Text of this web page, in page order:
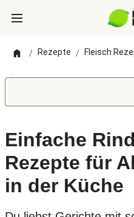
/ Rezepte / Fleisch
Einfache
Rezepte für
in der Küche